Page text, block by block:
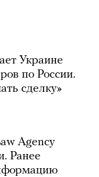
Украине
по России.
сделку»
Agency
Ранее